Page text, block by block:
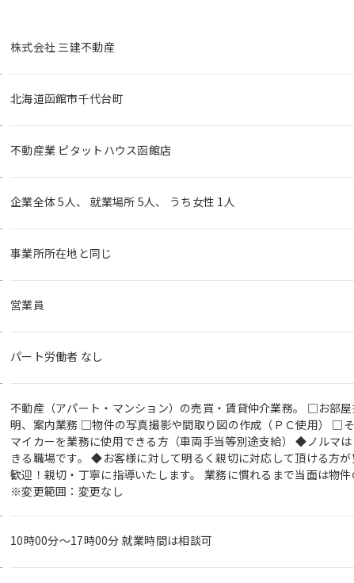
株式会社 三建不動産
北海道函館市千代台町
不動産業 ピタットハウス函館店
企業全体 5人、 就業場所 5人、 うち女性 1人
事業所所在地と同じ
営業員
パート労働者 なし
不動産（アパート・マンション）の売買・賃貸仲介業務。 □お部
明、案内業務 □物件の写真撮影や間取り図の作成（ＰＣ使用） □
マイカーを業務に使用できる方（車両手当等別途支給） ◆ノルマ
きる職場です。 ◆お客様に対して明るく親切に対応して頂ける方
歓迎！親切・丁寧に指導いたします。 業務に慣れるまで当面は物
※変更範囲：変更なし
10時00分〜17時00分 就業時間は相談可